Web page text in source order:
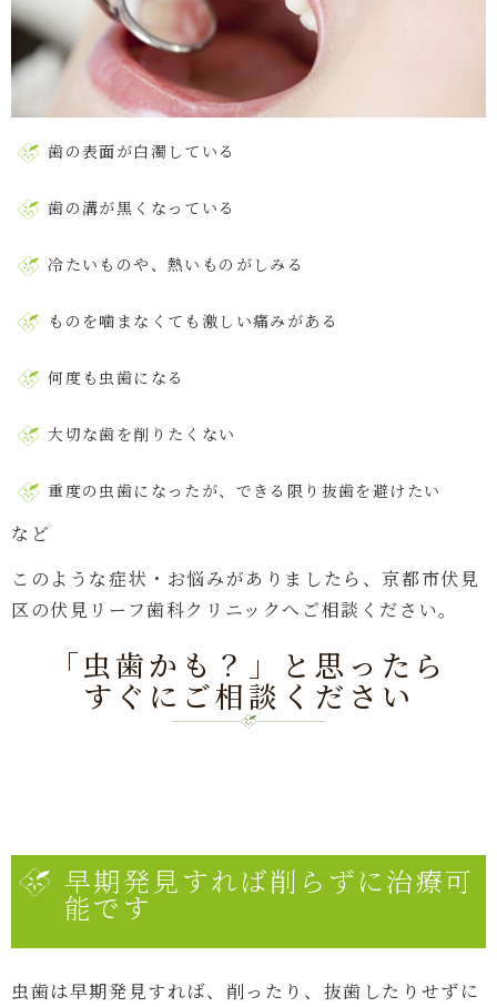
歯の表面が白濁している
歯の溝が黒くなっている
冷たいものや、熱いものがしみる
ものを噛まなくても激しい痛みがある
何度も虫歯になる
大切な歯を削りたくない
重度の虫歯になったが、できる限り抜歯を避けたい
など
このような症状・お悩みがありましたら、京都市伏見
区の伏見リーフ歯科クリニックへご相談ください。
「虫歯かも？」と思ったら
すぐにご相談ください
早期発見すれば削らずに治療可
能です
虫歯は早期発見すれば、削ったり、抜歯したりせずに